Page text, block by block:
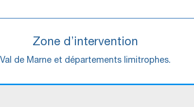
Zone d’intervention
Val de Marne et départements limitrophes.